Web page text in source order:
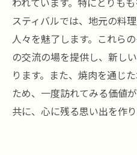
スティバルでは、地元の料
人々を魅了します。これら
の交流の場を提供し、新し
ります。また、焼肉を通じ
ため、一度訪れてみる価値
共に、心に残る思い出を作り